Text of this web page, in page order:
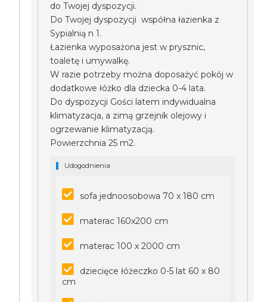
do Twojej dyspozycji.
Do Twojej dyspozycji współna łazienka z
Sypialnią n 1.
Łazienka wyposażona jest w prysznic,
toaletę i umywalkę.
W razie potrzeby można doposażyć pokój w
dodatkowe łóżko dla dziecka 0-4 lata.
Do dyspozycji Gości latem indywidualna
klimatyzacja, a zimą grzejnik olejowy i
ogrzewanie klimatyzacją.
Powierzchnia 25 m2.
Udogodnienia
sofa jednoosobowa 70 x 180 cm
materac 160x200 cm
materac 100 x 2000 cm
dziecięce łóżeczko 0-5 lat 60 x 80
cm